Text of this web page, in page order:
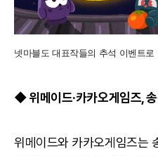
넷마블도 대표작들의 추석 이벤트로
◆ 위메이드·카카오게임즈,
위메이드와 카카오게임즈는